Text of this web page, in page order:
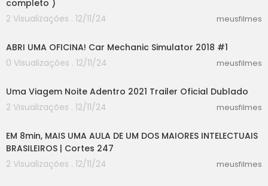
completo )
2 Visualizações . 12/11/24
meusfilmes
ABRI UMA OFICINA! Car Mechanic Simulator 2018 #1
0 Visualizações . 12/11/24
meusfilmes
Uma Viagem Noite Adentro 2021 Trailer Oficial Dublado
2 Visualizações . 12/11/24
meusfilmes
EM 8min, MAIS UMA AULA DE UM DOS MAIORES INTELECTUAIS
BRASILEIROS | Cortes 247
2 Visualizações . 12/11/24
meusfilmes